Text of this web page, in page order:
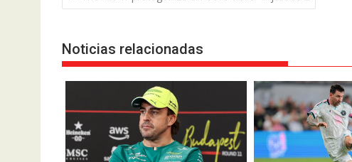
de
Noticias relacionadas